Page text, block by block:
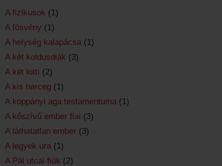
A fizikusok (1)
A fösvény (1)
A helység kalapácsa (1)
A két koldusdiák (3)
A két lotti (2)
A kis herceg (1)
A koppányi aga testamentuma (1)
A kőszívű ember fiai (3)
A láthatatlan ember (3)
A legyek ura (1)
A Pál utcai fiúk (2)